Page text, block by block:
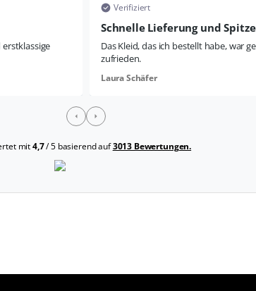
Verifiziert
Schnelle Lieferung und
Das Kleid, das ich bestellt habe, war
zufrieden.
Laura Schäfer
mit4,7/ 5 basierend auf3013 Bewertungen.